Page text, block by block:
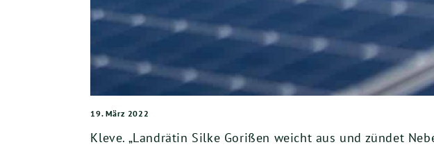
19. März 2022
Kleve. „Landrätin Silke Gorißen weicht aus und zündet